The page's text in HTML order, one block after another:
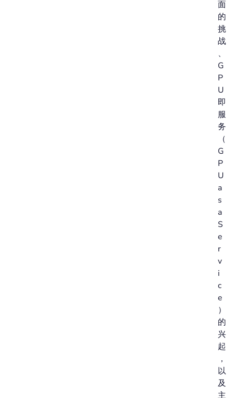
面
的
挑
战
、
G
P
U
即
服
务
（
G
P
U
a
s
a
S
e
r
v
i
c
e
）
的
兴
起
，
以
及
主